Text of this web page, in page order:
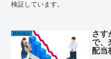
検証しています。
銘柄検証 さ
で、
配当